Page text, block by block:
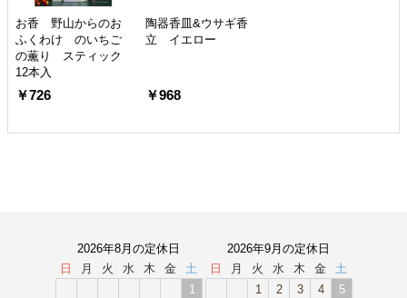
お香 野山からのお
ふくわけ のいちご
の薫り スティック
12本入
￥726
陶器香皿&ウサギ香
立 イエロー
￥968
2026年8月の定休日
日
月 火 水 木 金
土
1
2026年9月の定休日
日
月 火 水 木 金
土
1
2 3 4
5